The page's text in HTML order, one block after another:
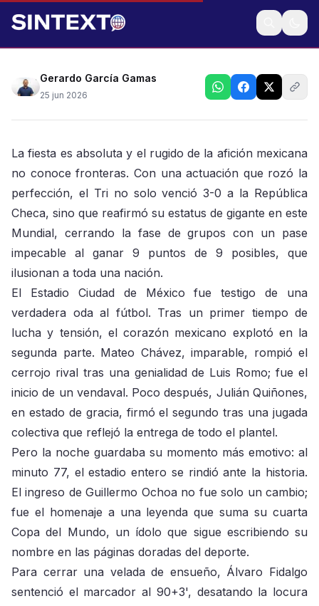
Una noche de gloria en el Estadio Ciudad de México
Gerardo García Gamas
25 jun 2026
La fiesta es absoluta y el rugido de la afición mexicana
no conoce fronteras. Con una actuación que rozó la
perfección, el Tri no solo venció 3-0 a la República
Checa, sino que reafirmó su estatus de gigante en este
Mundial, cerrando la fase de grupos con un pase
impecable al ganar 9 puntos de 9 posibles, que
ilusionan a toda una nación.
El Estadio Ciudad de México fue testigo de una
verdadera oda al fútbol. Tras un primer tiempo de
lucha y tensión, el corazón mexicano explotó en la
segunda parte. Mateo Chávez, imparable, rompió el
cerrojo rival tras una genialidad de Luis Romo; fue el
inicio de un vendaval. Poco después, Julián Quiñones,
en estado de gracia, firmó el segundo tras una jugada
colectiva que reflejó la entrega de todo el plantel.
Pero la noche guardaba su momento más emotivo: al
minuto 77, el estadio entero se rindió ante la historia.
El ingreso de Guillermo Ochoa no fue solo un cambio;
fue el homenaje a una leyenda que suma su cuarta
Copa del Mundo, un ídolo que sigue escribiendo su
nombre en las páginas doradas del deporte.
Para cerrar una velada de ensueño, Álvaro Fidalgo
sentenció el marcador al 90+3', desatando la locura